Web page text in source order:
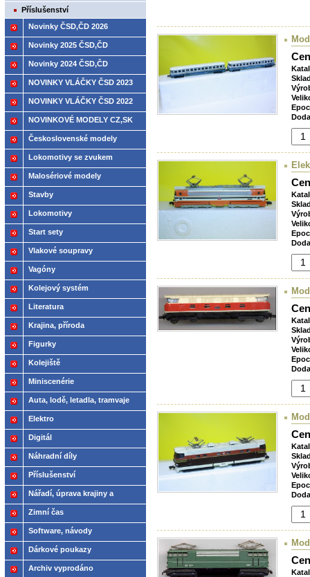
Příslušenství
Novinky ČSD,ČD 2026
Novinky 2025 ČSD,ČD
Novinky 2024 ČSD,ČD
NOVINKY VLÁČKY ČSD 2023
NOVINKY VLÁČKY ČSD 2022
NOVINKOVÉ MODELY CZ,SK
2021
Československé modely
ČSD,ČD
Lokomotivy se zvukem
Malosériové modely
Stavby
Lokomotivy
Start sety
Vlakové soupravy
Vagóny
Kolejový systém
Literatura
Krajina, příroda
Figurky
Kolejiště
Miniscenérie
Auta, lodě, letadla, tramvaje
Elektro
Digitál
Náhradní díly
Příslušenství
Nářadí, úprava krajiny a
modelů
Zimní čas
Software, návody
Dárkové poukazy
Archiv vyprodáno